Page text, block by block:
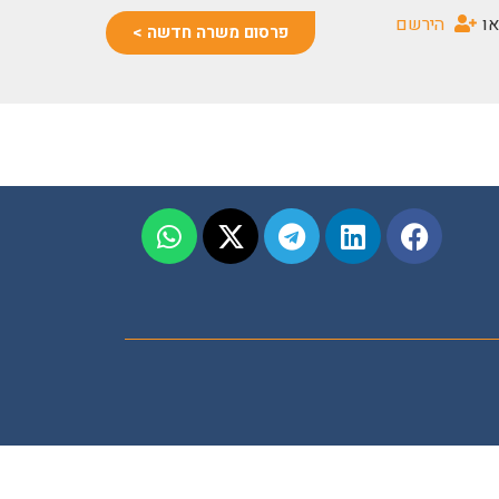
או הירשם פרסום משרה חדשה >